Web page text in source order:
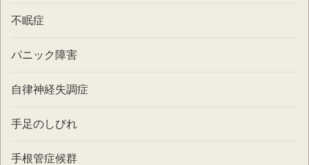
不眠症
パニック障害
自律神経失調症
手足のしびれ
手根管症候群